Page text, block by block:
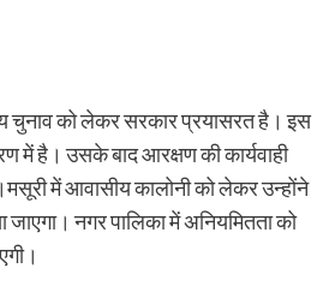
चुनाव को लेकर सरकार प्रयासरत है। इस
में है। उसके बाद आरक्षण की कार्यवाही
में आवासीय कालोनी को लेकर उन्होंने
जाएगा। नगर पालिका में अनियमितता को